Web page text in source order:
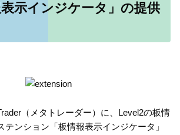
表示インジケータ」の提供
（メタトレーダー）に、Level2の板情
テンション「板情報表示インジケータ」